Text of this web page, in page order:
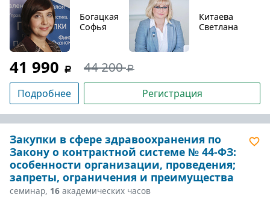
Богацкая
Софья
Китаева
Светлана
41 990 44 200
Подробнее Регистрация
Закупки в сфере здравоохранения по
Закону о контрактной системе № 44-ФЗ:
особенности организации, проведения;
запреты, ограничения и преимущества
семинар, 16 академических часов